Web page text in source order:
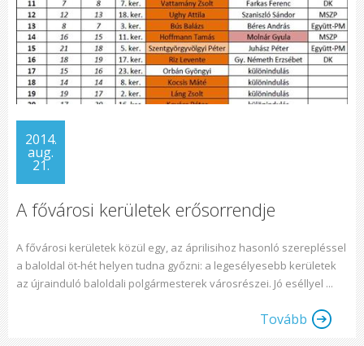
2014.
aug.
21.
A fővárosi kerületek erősorrendje
A fővárosi kerületek közül egy, az áprilisihoz hasonló szerepléssel
a baloldal öt-hét helyen tudna győzni: a legesélyesebb kerületek
az újrainduló baloldali polgármesterek városrészei. Jó eséllyel ...
Tovább